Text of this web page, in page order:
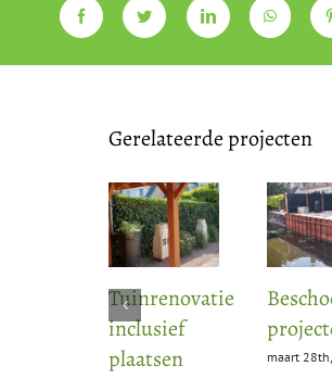
Gerelateerde projecten
Tuinrenovatie
inclusief
plaatsen
maart